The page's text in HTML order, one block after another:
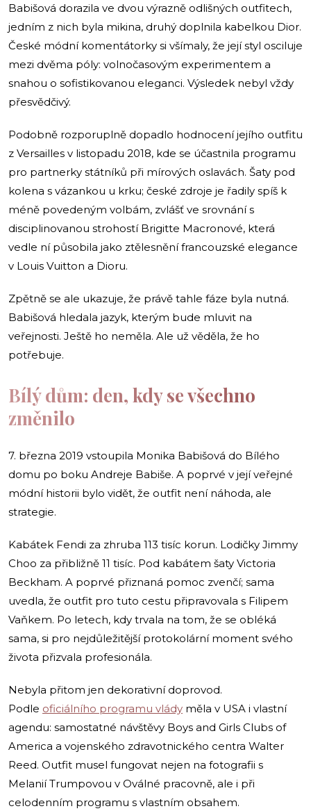
Babišová dorazila ve dvou výrazně odlišných outfitech,
jedním z nich byla mikina, druhý doplnila kabelkou Dior.
České módní komentátorky si všímaly, že její styl osciluje
mezi dvěma póly: volnočasovým experimentem a
snahou o sofistikovanou eleganci. Výsledek nebyl vždy
přesvědčivý.
Podobně rozporuplně dopadlo hodnocení jejího outfitu
z Versailles v listopadu 2018, kde se účastnila programu
pro partnerky státníků při mírových oslavách. Šaty pod
kolena s vázankou u krku; české zdroje je řadily spíš k
méně povedeným volbám, zvlášť ve srovnání s
disciplinovanou strohostí Brigitte Macronové, která
vedle ní působila jako ztělesnění francouzské elegance
v Louis Vuitton a Dioru.
Zpětně se ale ukazuje, že právě tahle fáze byla nutná.
Babišová hledala jazyk, kterým bude mluvit na
veřejnosti. Ještě ho neměla. Ale už věděla, že ho
potřebuje.
Bílý dům: den, kdy se všechno
změnilo
7. března 2019 vstoupila Monika Babišová do Bílého
domu po boku Andreje Babiše. A poprvé v její veřejné
módní historii bylo vidět, že outfit není náhoda, ale
strategie.
Kabátek Fendi za zhruba 113 tisíc korun. Lodičky Jimmy
Choo za přibližně 11 tisíc. Pod kabátem šaty Victoria
Beckham. A poprvé přiznaná pomoc zvenčí; sama
uvedla, že outfit pro tuto cestu připravovala s Filipem
Vaňkem. Po letech, kdy trvala na tom, že se obléká
sama, si pro nejdůležitější protokolární moment svého
života přizvala profesionála.
Nebyla přitom jen dekorativní doprovod.
Podle oficiálního programu vlády měla v USA i vlastní
agendu: samostatné návštěvy Boys and Girls Clubs of
America a vojenského zdravotnického centra Walter
Reed. Outfit musel fungovat nejen na fotografii s
Melanií Trumpovou v Oválné pracovně, ale i při
celodenním programu s vlastním obsahem.